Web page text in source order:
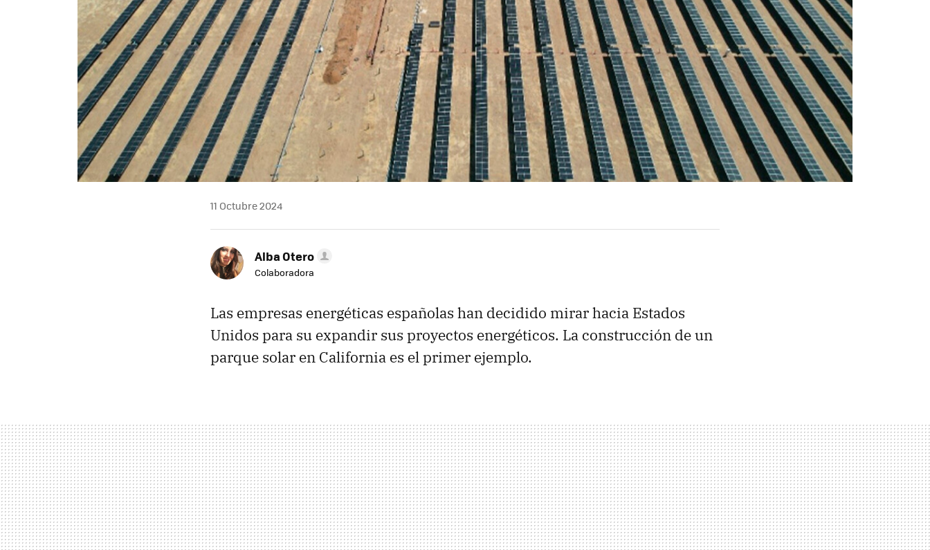
11 Octubre 2024
Alba Otero
Colaboradora
Las empresas energéticas españolas han decidido mirar hacia Estados
Unidos para su expandir sus proyectos energéticos. La construcción de un
parque solar en California es el primer ejemplo.